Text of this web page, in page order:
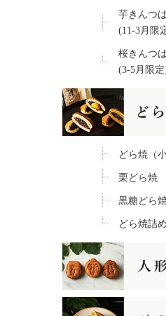
芋きんつ
(11-3月限
桜きんつ
(3-5月限定
どら焼（小
栗どら焼
黒糖どら
どら焼詰